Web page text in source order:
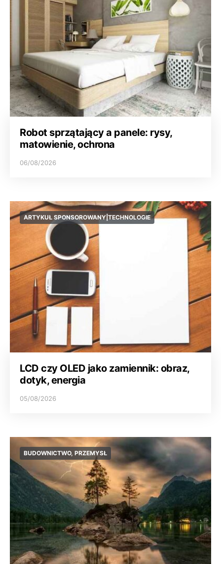
Robot sprzątający a panele: rysy,
matowienie, ochrona
06/08/2026
ARTYKUŁ SPONSOROWANY|TECHNOLOGIE
LCD czy OLED jako zamiennik: obraz,
dotyk, energia
05/08/2026
BUDOWNICTWO, PRZEMYSŁ